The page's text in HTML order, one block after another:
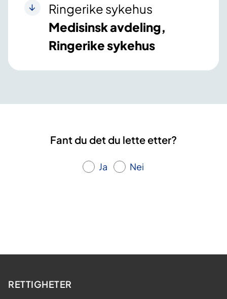
Ringerike sykehus
Medisinsk avdeling,
Ringerike sykehus
Fant du det du lette etter?
Ja Nei
RETTIGHETER